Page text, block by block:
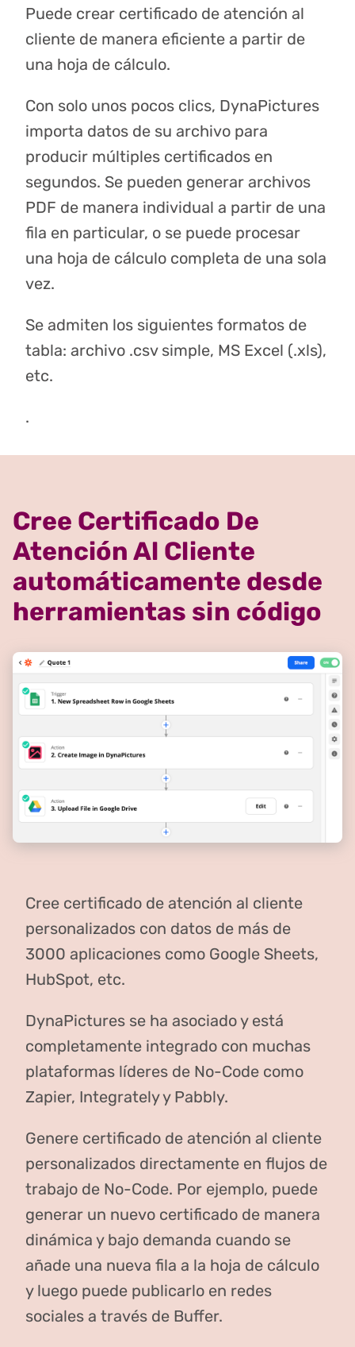
Puede crear certificado de atención al
cliente de manera eficiente a partir de
una hoja de cálculo.
Con solo unos pocos clics, DynaPictures
importa datos de su archivo para
producir múltiples certificados en
segundos. Se pueden generar archivos
PDF de manera individual a partir de una
fila en particular, o se puede procesar
una hoja de cálculo completa de una sola
vez.
Se admiten los siguientes formatos de
tabla: archivo .csv simple, MS Excel (.xls),
etc.
.
Cree Certificado De
Atención Al Cliente
automáticamente desde
herramientas sin código
Cree certificado de atención al cliente
personalizados con datos de más de
3000 aplicaciones como Google Sheets,
HubSpot, etc.
DynaPictures se ha asociado y está
completamente integrado con muchas
plataformas líderes de No-Code como
Zapier, Integrately y Pabbly.
Genere certificado de atención al cliente
personalizados directamente en flujos de
trabajo de No-Code. Por ejemplo, puede
generar un nuevo certificado de manera
dinámica y bajo demanda cuando se
añade una nueva fila a la hoja de cálculo
y luego puede publicarlo en redes
sociales a través de Buffer.